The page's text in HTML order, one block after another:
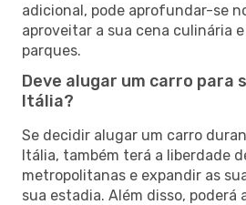
adicional, pode aprofundar-se
aproveitar a sua cena culinária
parques.
Deve alugar um carro para
Itália?
Se decidir alugar um carro
Itália, também terá a liberdade
metropolitanas e expandir as
sua estadia. Além disso, poderá